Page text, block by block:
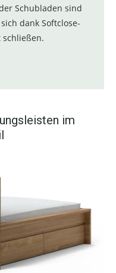
Schubladen sind
dank Softclose-
im